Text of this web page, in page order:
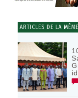
ARTICLES DE LA